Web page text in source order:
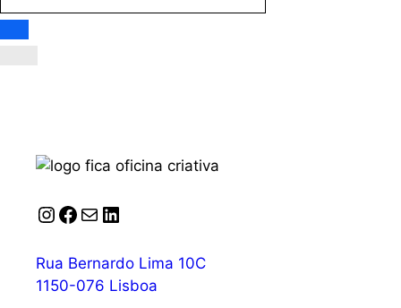
Instagram
Facebook
Correio
LinkedIn
Rua Bernardo Lima 10C
1150-076 Lisboa